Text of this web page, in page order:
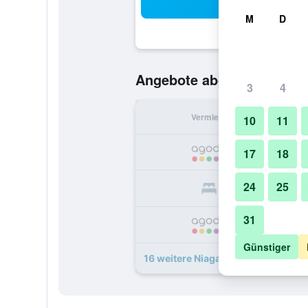
Angebote ab40 € Günstigste
Vermieter
16 weitere Niagara Hotels
M D
3 4
10 11
17 18
24 25
31
Günstiger